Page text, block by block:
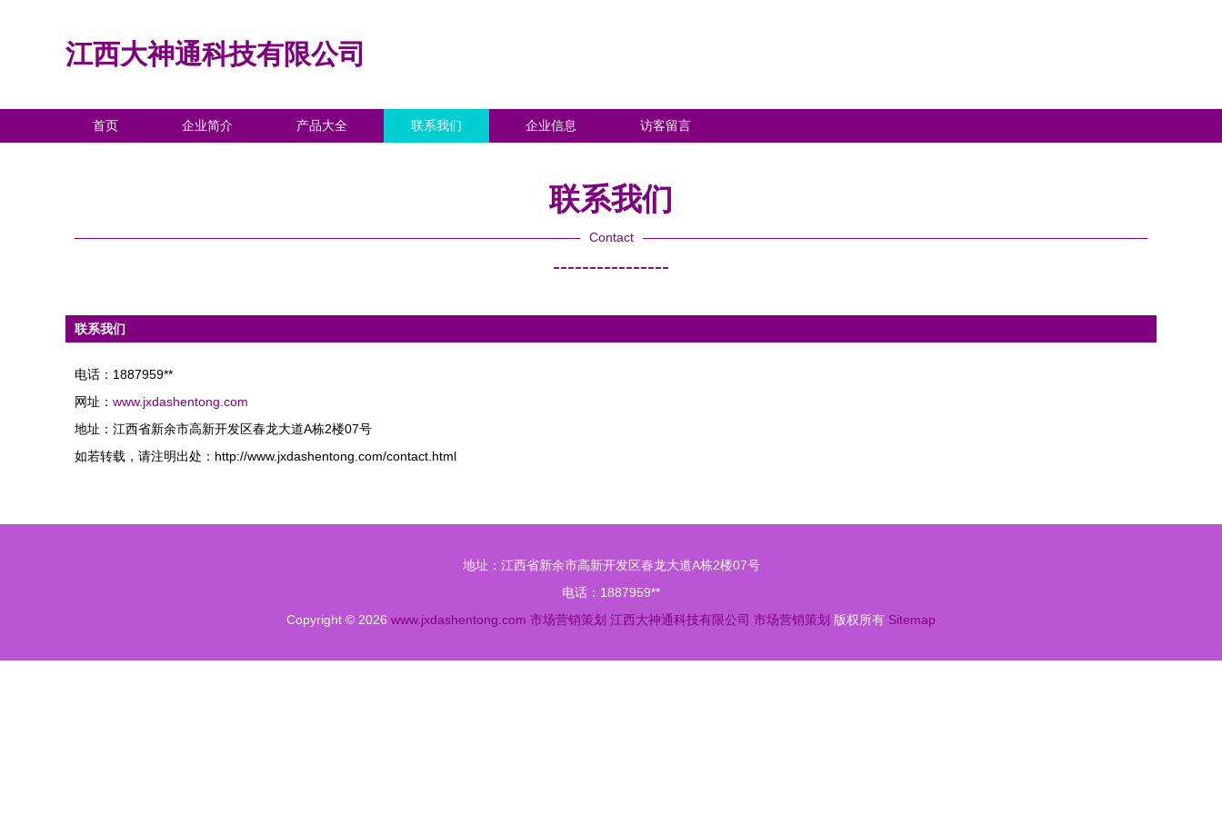
江西大神通科技有限公司
首页 企业简介 产品大全 联系我们 企业信息 访客留言
联系我们
Contact
----------------
联系我们
电话：1887959**
网址： www.jxdashentong.com
地址：江西省新余市高新开发区春龙大道A栋2楼07号
如若转载，请注明出处：http://www.jxdashentong.com/contact.html
地址：江西省新余市高新开发区春龙大道A栋2楼07号
电话：1887959**
Copyright © 2026 www.jxdashentong.com 市场营销策划 江西大神通科技有限公司 市场营销策划 版权所有 Sitemap